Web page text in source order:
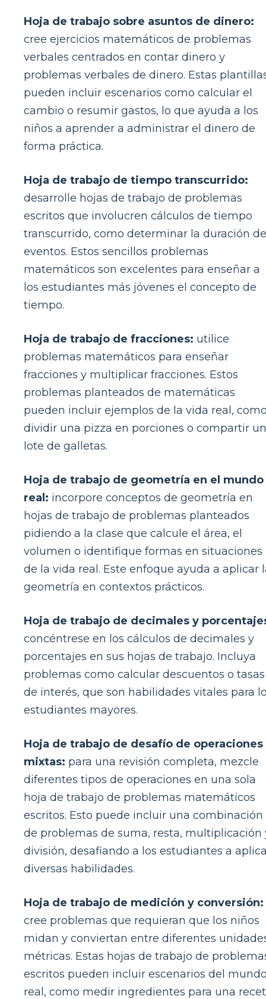
Hoja de trabajo sobre asuntos de dinero:
cree ejercicios matemáticos de problemas
verbales centrados en contar dinero y
problemas verbales de dinero. Estas
pueden incluir escenarios como calcular el
cambio o resumir gastos, lo que ayuda a los
niños a aprender a administrar el dinero de
forma práctica.
Hoja de trabajo de tiempo transcurrido:
desarrolle hojas de trabajo de problemas
escritos que involucren cálculos de tiempo
transcurrido, como determinar la duración de
eventos. Estos sencillos problemas
matemáticos son excelentes para enseñar a
los estudiantes más jóvenes el concepto de
tiempo.
Hoja de trabajo de fracciones: utilice
problemas matemáticos para enseñar
fracciones y multiplicar fracciones. Estos
problemas planteados de matemáticas
pueden incluir ejemplos de la vida real,
dividir una pizza en porciones o compartir un
lote de galletas.
Hoja de trabajo de geometría en el mundo
real: incorpore conceptos de geometría en
hojas de trabajo de problemas planteados
pidiendo a la clase que calcule el área, el
volumen o identifique formas en situaciones
de la vida real. Este enfoque ayuda a aplicar
geometría en contextos prácticos.
Hoja de trabajo de decimales y
concéntrese en los cálculos de decimales y
porcentajes en sus hojas de trabajo. Incluya
problemas como calcular descuentos o tasas
de interés, que son habilidades vitales para
estudiantes mayores.
Hoja de trabajo de desafío de operaciones
mixtas: para una revisión completa, mezcle
diferentes tipos de operaciones en una sola
hoja de trabajo de problemas matemáticos
escritos. Esto puede incluir una combinación
de problemas de suma, resta, multiplicación
división, desafiando a los estudiantes a
diversas habilidades.
Hoja de trabajo de medición y conversión:
cree problemas que requieran que los niños
midan y conviertan entre diferentes
métricas. Estas hojas de trabajo de
escritos pueden incluir escenarios del
real, como medir ingredientes para una